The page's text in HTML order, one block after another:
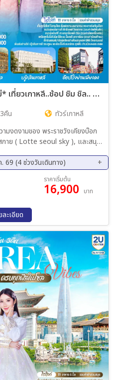
ทัวร์เกาหลี *บินตรงเชียงใหม่* เที่ยวเกาหลี..ช้อป ชิม ชิล.. Seoul My Seoul 5วัน 3คืน (BX)
คืน
ทัวร์เกาหลี
มงดงามของ พระราชวังเคียงบ๊อก
กาย ( Lotte seoul sky ), และสนุก
นด์มาร์กสุดฮิตอย่างห้องสมุดส
บรู๊กลินเกาหลี ซองซูดง และช้อปปิ้ง
69 (4 ช่วงวันเดินทาง)
23 ก.ย. 69 - 27 ก.ย. 69
14 ต.ค. 69 - 18 ต.ค. 69
ราคาเริ่มต้น
16,900 บาท
ละเอียด